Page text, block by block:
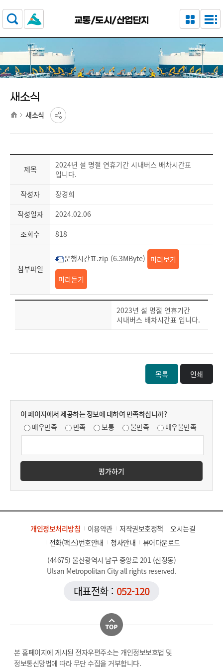
주요 메뉴로 건너뛰기
본문으로가기
교통/도시/산업단지
새소식
새소식
제목
2024년 설 명절 연휴기간 시내버스 배차시간표
입니다.
작성자
장경희
작성일자
2024.02.06
조회수
818
첨부파일
운행시간표.zip (6.3MByte) 미리보기
미리듣기
2023년 설 명절 연휴기간
시내버스 배차시간표 입니다.
목록 인쇄
이 페이지에서 제공하는 정보에 대하여 만족하십니까?
매우만족
만족 보통 불만족 매우불만족
평가하기
개인정보처리방침 이용약관 저작권보호정책
오시는길
전화(팩스)번호안내
청사안내
뷰어다운로드
(44675) 울산광역시 남구 중앙로 201 (신정동)
Ulsan Metropolitan City all rights reserved.
대표전화 : 052-120
본 홈페이지에 게시된 전자우편주소는 개인정보보호법 및
정보통신망법에 따라 무단 수집을 거부합니다.